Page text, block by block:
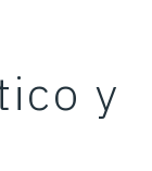
y